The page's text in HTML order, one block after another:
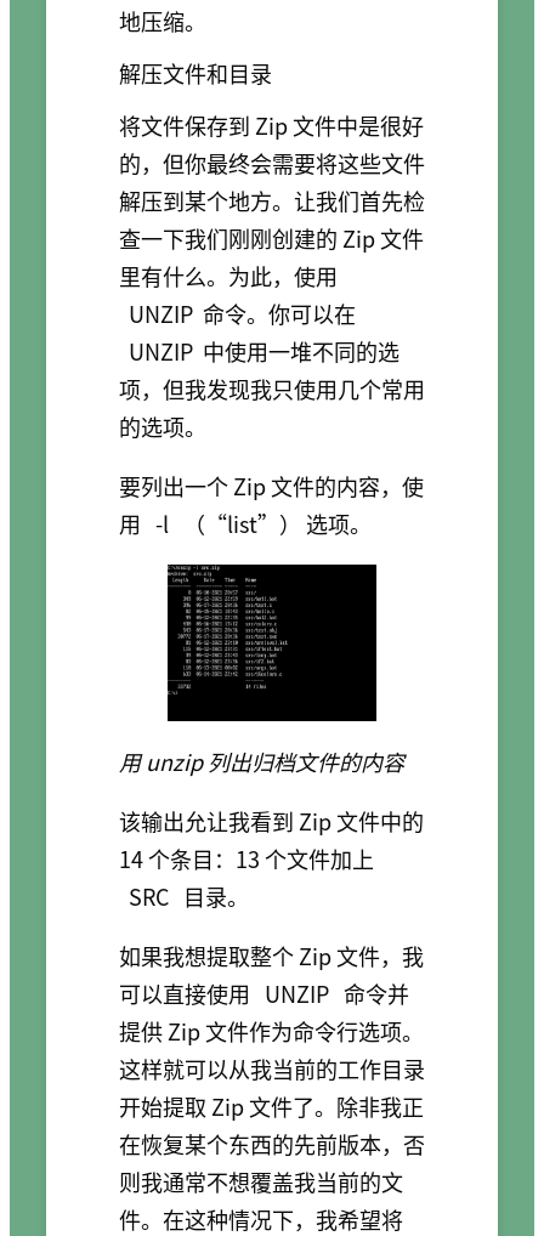
地压缩。
解压文件和目录
将文件保存到 Zip 文件中是很好
的，但你最终会需要将这些文件
解压到某个地方。让我们首先检
查一下我们刚刚创建的 Zip 文件
里有什么。为此，使用
UNZIP 命令。你可以在
UNZIP 中使用一堆不同的选
项，但我发现我只使用几个常用
的选项。
要列出一个 Zip 文件的内容，使
用 -l （“list”） 选项。
用 unzip 列出归档文件的内容
该输出允让我看到 Zip 文件中的
14 个条目：13 个文件加上
SRC 目录。
如果我想提取整个 Zip 文件，我
可以直接使用 UNZIP 命令并
提供 Zip 文件作为命令行选项。
这样就可以从我当前的工作目录
开始提取 Zip 文件了。除非我正
在恢复某个东西的先前版本，否
则我通常不想覆盖我当前的文
件。在这种情况下，我希望将